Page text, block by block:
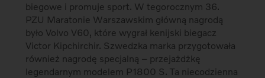
biegowe i promuje sport. W tegorocznym 36.
PZU Maratonie Warszawskim główną nagrodą
było Volvo V60, które wygrał kenijski biegacz
Victor Kipchirchir. Szwedzka marka przygotowała
również nagrodę specjalną – przejażdżkę
legendarnym modelem P1800 S. Ta niecodzienna